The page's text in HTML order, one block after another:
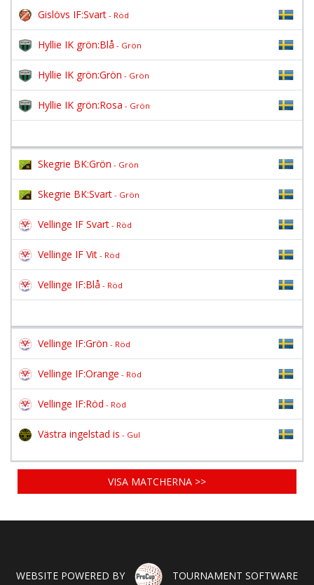
Gislövs IF:Svart - Röd
Hyllie IK grön:Blå - Grön
Hyllie IK grön:Grön - Grön
Hyllie IK grön:Rosa - Grön
Skegrie BK:Grön - Grön
Skegrie BK:Svart - Grön
Vellinge IF Svart - Röd
Vellinge IF Vit - Röd
Vellinge IF:Blå - Röd
Vellinge IF:Grön - Röd
Vellinge IF:Orange - Röd
Vellinge IF:Röd - Röd
Västra ingelstad is - Gul
VISA MATCHERNA >>
WEBSITE POWERED BY TOURNAMENT SOFTWARE